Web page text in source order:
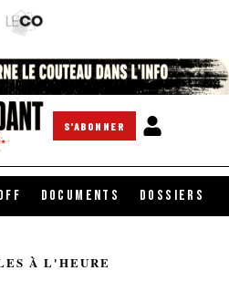
S'ABONNER
DOCUMENTS DOSSIERS
À L'HEURE